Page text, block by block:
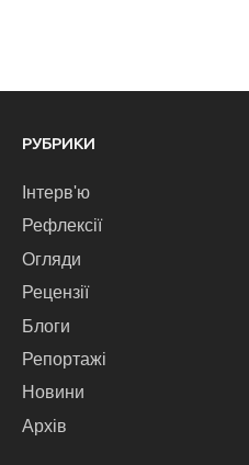
РУБРИКИ
Інтерв'ю
Рефлексії
Огляди
Рецензії
Блоги
Репортажі
Новини
Архів